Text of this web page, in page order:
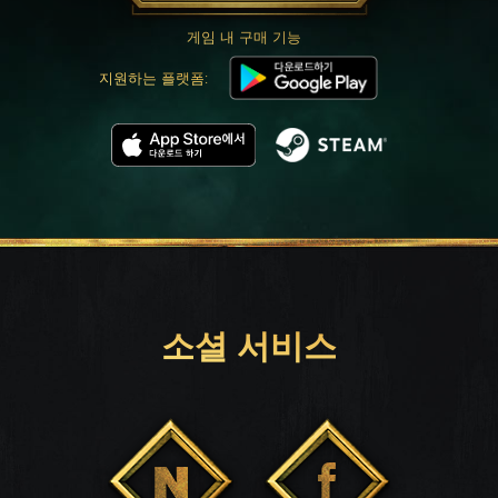
게임 내 구매 기능
지원하는 플랫폼:
소셜 서비스